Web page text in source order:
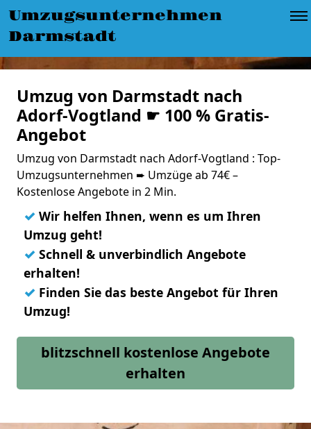
Umzugsunternehmen
Darmstadt
Umzug von Darmstadt nach
Adorf-Vogtland ☛ 100 % Gratis-
Angebot
Umzug von Darmstadt nach Adorf-Vogtland : Top-
Umzugsunternehmen ➨ Umzüge ab 74€ –
Kostenlose Angebote in 2 Min.
✓ Wir helfen Ihnen, wenn es um Ihren
Umzug geht!
✓ Schnell & unverbindlich Angebote
erhalten!
✓ Finden Sie das beste Angebot für Ihren
Umzug!
blitzschnell kostenlose Angebote
erhalten